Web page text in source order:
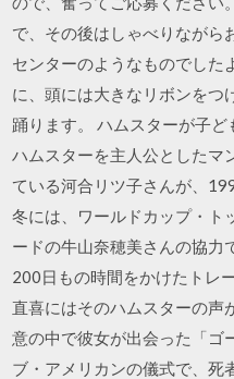
で、その後はしゃべりながら
センターのようなものでした
に、頭には大きなリボンをつ
踊ります。 ハムスターが子
ハムスターを主人公としたマ
ている河合リツ子さんが、
冬には、ワールドカップ・ト
ードの牛山奈穂美さんの協力
200日もの時間をかけたトレ
直喜にはそのハムスターの声
意の中で彼女が出会った「ゴ
ブ・アメリカンの儀式で、死